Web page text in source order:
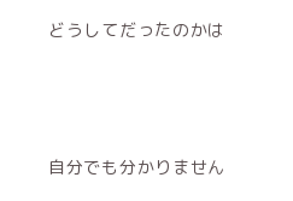
どうしてだったのかは
自分でも分かりません